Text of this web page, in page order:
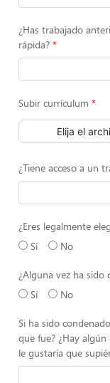
¿Has trabajado
rápida?
Subir currículum
Elija el
¿Tiene acceso a un
¿Eres legalmente
Sí
No
¿Alguna vez ha
Sí
No
Si ha sido
que fue? ¿Hay
le gustaría que